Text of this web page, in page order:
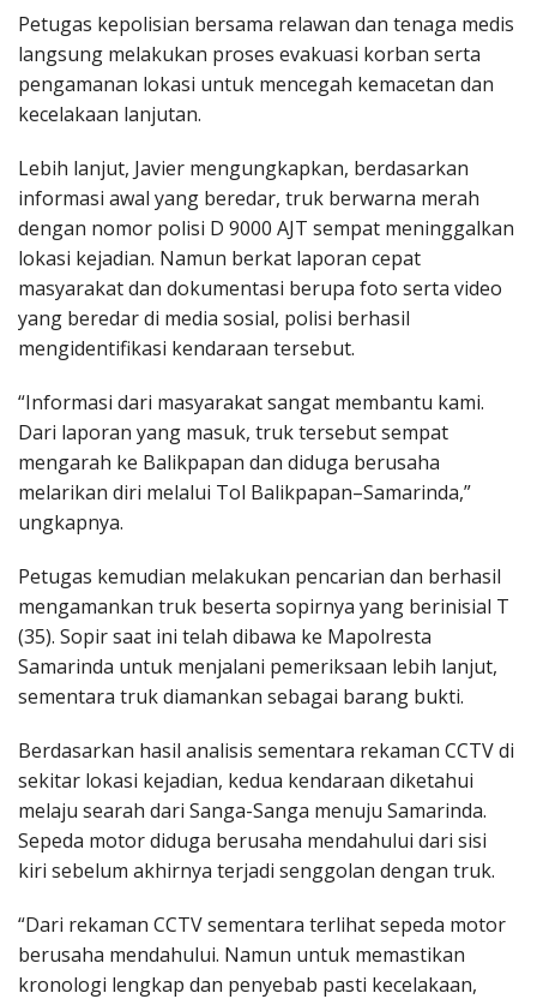
Petugas kepolisian bersama relawan dan tenaga medis
langsung melakukan proses evakuasi korban serta
pengamanan lokasi untuk mencegah kemacetan dan
kecelakaan lanjutan.
Lebih lanjut, Javier mengungkapkan, berdasarkan
informasi awal yang beredar, truk berwarna merah
dengan nomor polisi D 9000 AJT sempat meninggalkan
lokasi kejadian. Namun berkat laporan cepat
masyarakat dan dokumentasi berupa foto serta video
yang beredar di media sosial, polisi berhasil
mengidentifikasi kendaraan tersebut.
“Informasi dari masyarakat sangat membantu kami.
Dari laporan yang masuk, truk tersebut sempat
mengarah ke Balikpapan dan diduga berusaha
melarikan diri melalui Tol Balikpapan–Samarinda,”
ungkapnya.
Petugas kemudian melakukan pencarian dan berhasil
mengamankan truk beserta sopirnya yang berinisial T
(35). Sopir saat ini telah dibawa ke Mapolresta
Samarinda untuk menjalani pemeriksaan lebih lanjut,
sementara truk diamankan sebagai barang bukti.
Berdasarkan hasil analisis sementara rekaman CCTV di
sekitar lokasi kejadian, kedua kendaraan diketahui
melaju searah dari Sanga-Sanga menuju Samarinda.
Sepeda motor diduga berusaha mendahului dari sisi
kiri sebelum akhirnya terjadi senggolan dengan truk.
“Dari rekaman CCTV sementara terlihat sepeda motor
berusaha mendahului. Namun untuk memastikan
kronologi lengkap dan penyebab pasti kecelakaan,